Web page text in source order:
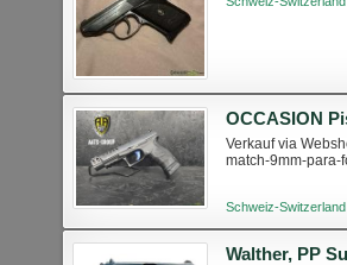
Verkauf via
match-9mm-para-
Schweiz-
Walther, PP